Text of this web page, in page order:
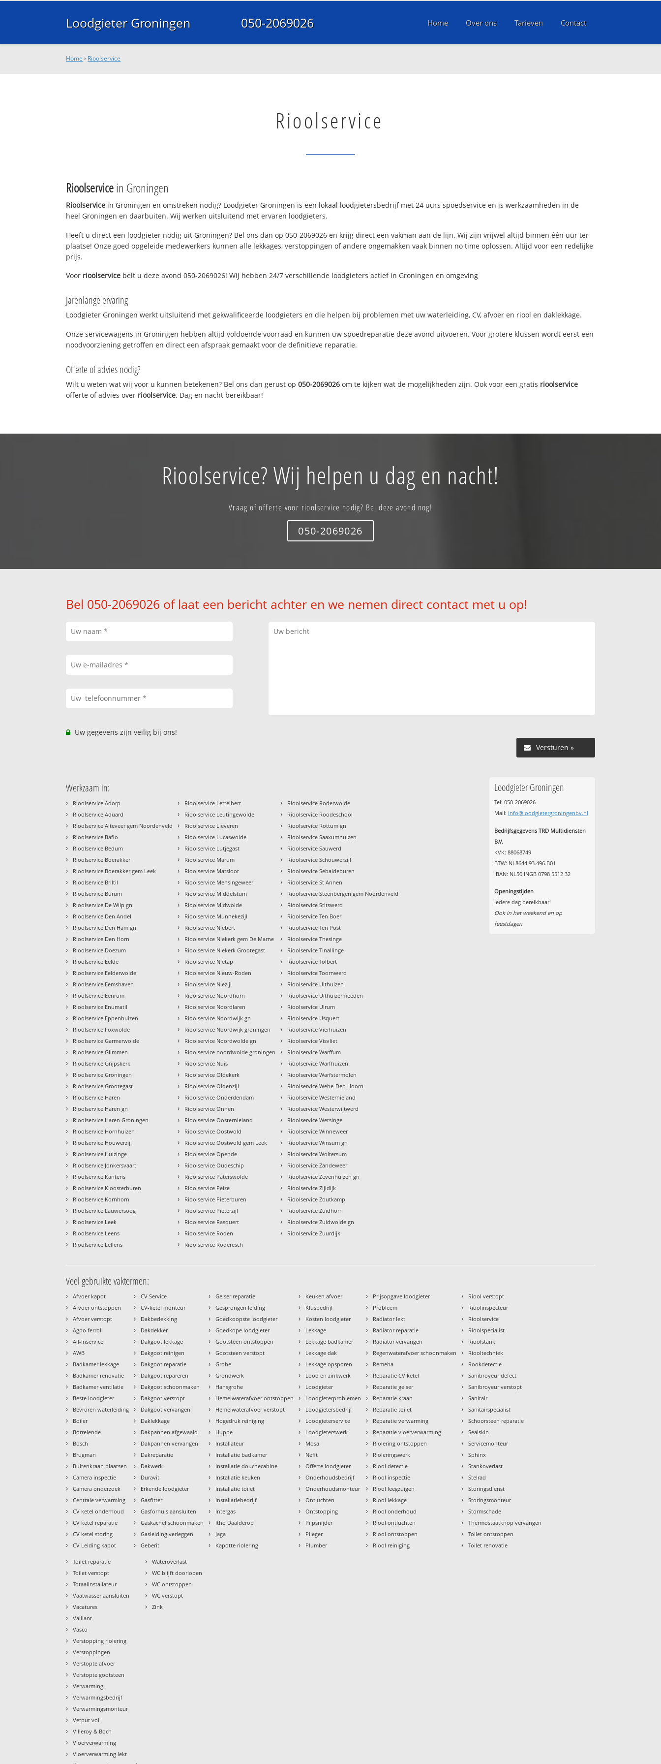
Loodgieter Groningen 050-2069026 Home Over ons Tarieven Contact
Home › Rioolservice
Rioolservice
Rioolservicein Groningen
Rioolservice in Groningen en omstreken nodig? Loodgieter Groningen is een lokaal loodgietersbedrijf met 24 uurs spoedservice en is werkzaamheden in de
heel Groningen en daarbuiten. Wij werken uitsluitend met ervaren loodgieters.
Heeft u direct een loodgieter nodig uit Groningen? Bel ons dan op 050-2069026 en krijg direct een vakman aan de lijn. Wij zijn vrijwel altijd binnen één uur ter
plaatse! Onze goed opgeleide medewerkers kunnen alle lekkages, verstoppingen of andere ongemakken vaak binnen no time oplossen. Altijd voor een redelijke
prijs.
Voor rioolservice belt u deze avond 050-2069026! Wij hebben 24/7 verschillende loodgieters actief in Groningen en omgeving
Jarenlange ervaring
Loodgieter Groningen werkt uitsluitend met gekwalificeerde loodgieters en die helpen bij problemen met uw waterleiding, CV, afvoer en riool en daklekkage.
Onze servicewagens in Groningen hebben altijd voldoende voorraad en kunnen uw spoedreparatie deze avond uitvoeren. Voor grotere klussen wordt eerst een
noodvoorziening getroffen en direct een afspraak gemaakt voor de definitieve reparatie.
Offerte of advies nodig?
Wilt u weten wat wij voor u kunnen betekenen? Bel ons dan gerust op050-2069026 om te kijken wat de mogelijkheden zijn. Ook voor een gratis rioolservice
offerte of advies over rioolservice. Dag en nacht bereikbaar!
Rioolservice? Wij helpen u dag en nacht!
Vraag of offerte voor rioolservice nodig? Bel deze avond nog!
050-2069026
Bel 050-2069026 of laat een bericht achter en we nemen direct contact met u op!
Uw gegevens zijn veilig bij ons!
Versturen »
Werkzaam in:
› Rioolservice Adorp
› Rioolservice Aduard
› Rioolservice Alteveer gem Noordenveld
› Rioolservice Baflo
› Rioolservice Bedum
› Rioolservice Boerakker
› Rioolservice Boerakker gem Leek
› Rioolservice Briltil
› Rioolservice Burum
› Rioolservice De Wilp gn
› Rioolservice Den Andel
› Rioolservice Den Ham gn
› Rioolservice Den Horn
› Rioolservice Doezum
› Rioolservice Eelde
› Rioolservice Eelderwolde
› Rioolservice Eemshaven
› Rioolservice Eenrum
› Rioolservice Enumatil
› Rioolservice Eppenhuizen
› Rioolservice Foxwolde
› Rioolservice Garmerwolde
› Rioolservice Glimmen
› Rioolservice Grijpskerk
› Rioolservice Groningen
› Rioolservice Grootegast
› Rioolservice Haren
› Rioolservice Haren gn
› Rioolservice Haren Groningen
› Rioolservice Hornhuizen
› Rioolservice Houwerzijl
› Rioolservice Huizinge
› Rioolservice Jonkersvaart
› Rioolservice Kantens
› Rioolservice Kloosterburen
› Rioolservice Kornhorn
› Rioolservice Lauwersoog
› Rioolservice Leek
› Rioolservice Leens
› Rioolservice Lellens
› Rioolservice Lettelbert
› Rioolservice Leutingewolde
› Rioolservice Lieveren
› Rioolservice Lucaswolde
› Rioolservice Lutjegast
› Rioolservice Marum
› Rioolservice Matsloot
› Rioolservice Mensingeweer
› Rioolservice Middelstum
› Rioolservice Midwolde
› Rioolservice Munnekezijl
› Rioolservice Niebert
› Rioolservice Niekerk gem De Marne
› Rioolservice Niekerk Grootegast
› Rioolservice Nietap
› Rioolservice Nieuw-Roden
› Rioolservice Niezijl
› Rioolservice Noordhorn
› Rioolservice Noordlaren
› Rioolservice Noordwijk gn
› Rioolservice Noordwijk groningen
› Rioolservice Noordwolde gn
› Rioolservice noordwolde groningen
› Rioolservice Nuis
› Rioolservice Oldekerk
› Rioolservice Oldenzijl
› Rioolservice Onderdendam
› Rioolservice Onnen
› Rioolservice Oosternieland
› Rioolservice Oostwold
› Rioolservice Oostwold gem Leek
› Rioolservice Opende
› Rioolservice Oudeschip
› Rioolservice Paterswolde
› Rioolservice Peize
› Rioolservice Pieterburen
› Rioolservice Pieterzijl
› Rioolservice Rasquert
› Rioolservice Roden
› Rioolservice Roderesch
› Rioolservice Roderwolde
› Rioolservice Roodeschool
› Rioolservice Rottum gn
› Rioolservice Saaxumhuizen
› Rioolservice Sauwerd
› Rioolservice Schouwerzijl
› Rioolservice Sebaldeburen
› Rioolservice St Annen
› Rioolservice Steenbergen gem Noordenveld
› Rioolservice Stitswerd
› Rioolservice Ten Boer
› Rioolservice Ten Post
› Rioolservice Thesinge
› Rioolservice Tinallinge
› Rioolservice Tolbert
› Rioolservice Toornwerd
› Rioolservice Uithuizen
› Rioolservice Uithuizermeeden
› Rioolservice Ulrum
› Rioolservice Usquert
› Rioolservice Vierhuizen
› Rioolservice Visvliet
› Rioolservice Warffum
› Rioolservice Warfhuizen
› Rioolservice Warfstermolen
› Rioolservice Wehe-Den Hoorn
› Rioolservice Westernieland
› Rioolservice Westerwijtwerd
› Rioolservice Wetsinge
› Rioolservice Winneweer
› Rioolservice Winsum gn
› Rioolservice Woltersum
› Rioolservice Zandeweer
› Rioolservice Zevenhuizen gn
› Rioolservice Zijldijk
› Rioolservice Zoutkamp
› Rioolservice Zuidhorn
› Rioolservice Zuidwolde gn
› Rioolservice Zuurdijk
Loodgieter Groningen
Tel: 050-2069026
Mail: info@loodgietergroningenbv.nl
Bedrijfsgegevens TRD Multidiensten
B.V.
KVK: 88068749
BTW: NL8644.93.496.B01
IBAN: NL50 INGB 0798 5512 32
Openingstijden
Iedere dag bereikbaar!
Ook in het weekend en op
feestdagen
Veel gebruikte vaktermen:
› Afvoer kapot
› Afvoer ontstoppen
› Afvoer verstopt
› Agpo ferroli
› All-Inservice
› AWB
› Badkamer lekkage
› Badkamer renovatie
› Badkamer ventilatie
› Beste loodgieter
› Bevroren waterleiding
› Boiler
› Borrelende
› Bosch
› Brugman
› Buitenkraan plaatsen
› Camera inspectie
› Camera onderzoek
› Centrale verwarming
› CV ketel onderhoud
› CV ketel reparatie
› CV ketel storing
› CV Leiding kapot
› CV Service
› CV-ketel monteur
› Dakbedekking
› Dakdekker
› Dakgoot lekkage
› Dakgoot reinigen
› Dakgoot reparatie
› Dakgoot repareren
› Dakgoot schoonmaken
› Dakgoot verstopt
› Dakgoot vervangen
› Daklekkage
› Dakpannen afgewaaid
› Dakpannen vervangen
› Dakreparatie
› Dakwerk
› Duravit
› Erkende loodgieter
› Gasfitter
› Gasfornuis aansluiten
› Gaskachel schoonmaken
› Gasleiding verleggen
› Geberit
› Geiser reparatie
› Gesprongen leiding
› Goedkoopste loodgieter
› Goedkope loodgieter
› Gootsteen ontstoppen
› Gootsteen verstopt
› Grohe
› Grondwerk
› Hansgrohe
› Hemelwaterafvoer ontstoppen
› Hemelwaterafvoer verstopt
› Hogedruk reiniging
› Huppe
› Installateur
› Installatie badkamer
› Installatie douchecabine
› Installatie keuken
› Installatie toilet
› Installatiebedrijf
› Intergas
› Itho Daalderop
› Jaga
› Kapotte riolering
› Keuken afvoer
› Klusbedrijf
› Kosten loodgieter
› Lekkage
› Lekkage badkamer
› Lekkage dak
› Lekkage opsporen
› Lood en zinkwerk
› Loodgieter
› Loodgieterproblemen
› Loodgietersbedrijf
› Loodgieterservice
› Loodgieterswerk
› Mosa
› Nefit
› Offerte loodgieter
› Onderhoudsbedrijf
› Onderhoudsmonteur
› Ontluchten
› Ontstopping
› Pijpsnijder
› Plieger
› Plumber
› Prijsopgave loodgieter
› Probleem
› Radiator lekt
› Radiator reparatie
› Radiator vervangen
› Regenwaterafvoer schoonmaken
› Remeha
› Reparatie CV ketel
› Reparatie geiser
› Reparatie kraan
› Reparatie toilet
› Reparatie verwarming
› Reparatie vloerverwarming
› Riolering ontstoppen
› Rioleringswerk
› Riool detectie
› Riool inspectie
› Riool leegzuigen
› Riool lekkage
› Riool onderhoud
› Riool ontluchten
› Riool ontstoppen
› Riool reiniging
› Riool verstopt
› Rioolinspecteur
› Rioolservice
› Rioolspecialist
› Rioolstank
› Riooltechniek
› Rookdetectie
› Sanibroyeur defect
› Sanibroyeur verstopt
› Sanitair
› Sanitairspecialist
› Schoorsteen reparatie
› Sealskin
› Servicemonteur
› Sphinx
› Stankoverlast
› Stelrad
› Storingsdienst
› Storingsmonteur
› Stormschade
› Thermostaatknop vervangen
› Toilet ontstoppen
› Toilet renovatie
› Toilet reparatie
› Toilet verstopt
› Totaalinstallateur
› Vaatwasser aansluiten
› Vacatures
› Vaillant
› Vasco
› Verstopping riolering
› Verstoppingen
› Verstopte afvoer
› Verstopte gootsteen
› Verwarming
› Verwarmingsbedrijf
› Verwarmingsmonteur
› Vetput vol
› Villeroy & Boch
› Vloerverwarming
› Vloerverwarming lekt
› Wateroverlast
› WC blijft doorlopen
› WC ontstoppen
› WC verstopt
› Zink